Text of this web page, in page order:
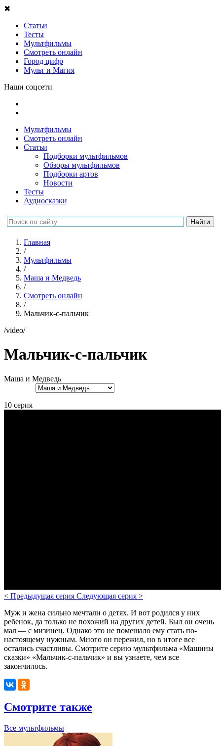
✖
Статьи
Тесты
Мультфильмы
Смотреть онлайн
Город цифр
Мульт и Магия
Наши соцсети
Мультфильмы
Смотреть онлайн
Статьи
Подборки мультфильмов
Обзоры мультфильмов
Подборки артов
Новости
Тесты
Аудиосказки
Главная
/
Мультфильмы
/
Маша и Медведь
/
Смотреть онлайн
/
Мальчик-с-пальчик
/video/
Мальчик-с-пальчик
Маша и Медведь
10 серия
< Предыдущая серия Следующая серия >
Муж и жена сильно мечтали о детях. И вот родился у них
ребенок, да только не похожий на других детей. Был он очень
мал — с мизинец. Однако это не помешало ему стать по-
настоящему нужным. Много он пережил, но в итоге все
остались счастливы. Смотрите серию мультфильма «Машины
сказки» «Мальчик-с-пальчик» и вы узнаете, чем все
закончилось.
Смотрите также
Все мультфильмы